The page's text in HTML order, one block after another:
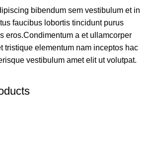
bibendum sem vestibulum et in
faucibus lobortis tincidunt purus
eros.Condimentum a et ullamcorper
tristique elementum nam inceptos hac
vestibulum amet elit ut volutpat.